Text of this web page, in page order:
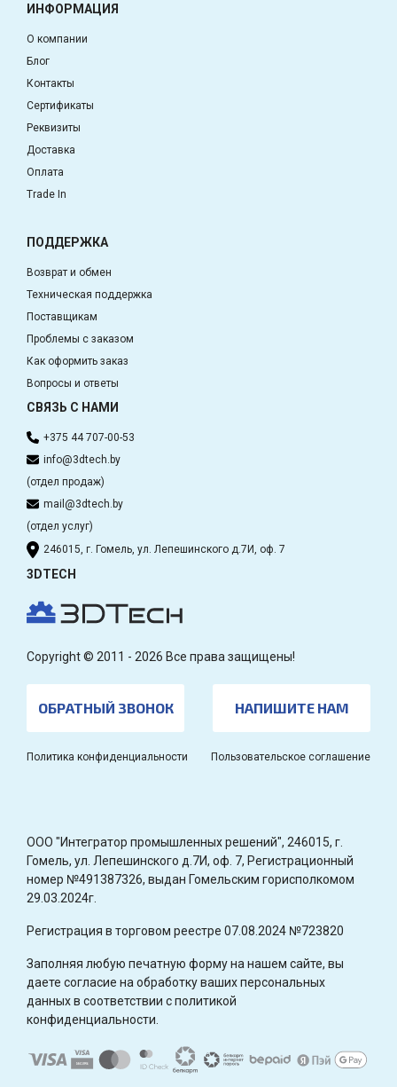
ИНФОРМАЦИЯ
О компании
Блог
Контакты
Сертификаты
Реквизиты
Доставка
Оплата
Trade In
ПОДДЕРЖКА
Возврат и обмен
Техническая поддержка
Поставщикам
Проблемы с заказом
Как оформить заказ
Вопросы и ответы
СВЯЗЬ С НАМИ
+375 44 707-00-53
info@3dtech.by
(отдел продаж)
mail@3dtech.by
(отдел услуг)
246015, г. Гомель, ул. Лепешинского д.7И, оф. 7
3DTECH
Copyright © 2011 - 2026 Все права защищены!
ОБРАТНЫЙ ЗВОНОК НАПИШИТЕ НАМ
Политика конфиденциальности Пользовательское соглашение
OOO "Интегратор промышленных решений", 246015, г.
Гомель, ул. Лепешинского д.7И, оф. 7, Регистрационный
номер №491387326, выдан Гомельским горисполкомом
29.03.2024г.
Регистрация в торговом реестре 07.08.2024 №723820
Заполняя любую печатную форму на нашем сайте, вы
даете согласие на обработку ваших персональных
данных в соответствии с политикой
конфиденциальности.